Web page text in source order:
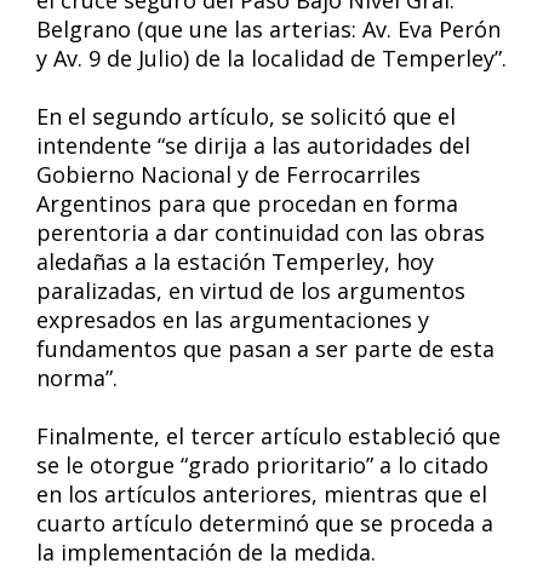
Belgrano (que une las arterias: Av. Eva Perón
y Av. 9 de Julio) de la localidad de Temperley”.
En el segundo artículo, se solicitó que el
intendente “se dirija a las autoridades del
Gobierno Nacional y de Ferrocarriles
Argentinos para que procedan en forma
perentoria a dar continuidad con las obras
aledañas a la estación Temperley, hoy
paralizadas, en virtud de los argumentos
expresados en las argumentaciones y
fundamentos que pasan a ser parte de esta
norma”.
Finalmente, el tercer artículo estableció que
se le otorgue “grado prioritario” a lo citado
en los artículos anteriores, mientras que el
cuarto artículo determinó que se proceda a
la implementación de la medida.